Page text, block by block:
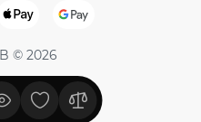
© 2026